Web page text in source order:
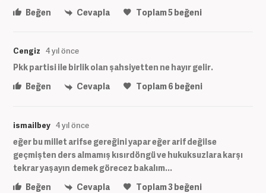
Beğen
Cevapla Toplam5beğeni
Cengiz 4 yıl önce
Pkk partisi ile birlik olan şahsiyetten ne hayır gelir.
Beğen
Cevapla Toplam6 beğeni
ismailbey 4 yıl önce
eğer bu millet arifse gereğini yapar eğer arif değilse
geçmişten ders almamış kısırdöngü ve hukuksuzlara karşı
tekrar yaşayın demek görecez bakalım...
Beğen
Cevapla Toplam3beğeni